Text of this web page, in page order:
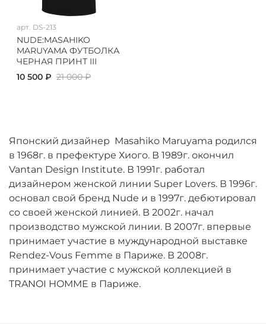
арт. DS-213
NUDE:MASAHIKO
MARUYAMA ФУТБОЛКА
ЧЕРНАЯ ПРИНТ III
10 500 ₽ 21 000 ₽
Японский дизайнер Masahiko Maruyama родился
в 1968г. в префектуре Хиого. В 1989г. окончил
Vantan Design Institute. В 1991г. работал
дизайнером женской линии Super Lovers. В 1996г.
основал свой бренд Nude и в 1997г. дебютировал
со своей женской линией. В 2002г. начал
производство мужской линии. В 2007г. впервые
принимает участие в муждународной выставке
Rendez-Vous Femme в Париже. В 2008г.
принимает участие с мужской коллекцией в
TRANOI HOMME в Париже.